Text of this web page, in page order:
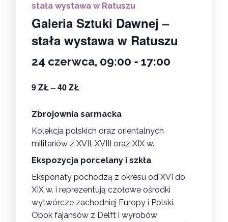
stała wystawa w Ratuszu
Galeria Sztuki Dawnej –
stała wystawa w Ratuszu
24 czerwca, 09:00 - 17:00
9 ZŁ – 40 ZŁ
Zbrojownia sarmacka
Kolekcja polskich oraz orientalnych
militariów z XVII, XVIII oraz XIX w.
Ekspozycja porcelany i szkła
Eksponaty pochodzą z okresu od XVI do
XIX w. i reprezentują czołowe ośrodki
wytwórcze zachodniej Europy i Polski.
Obok fajansów z Delft i wyrobów